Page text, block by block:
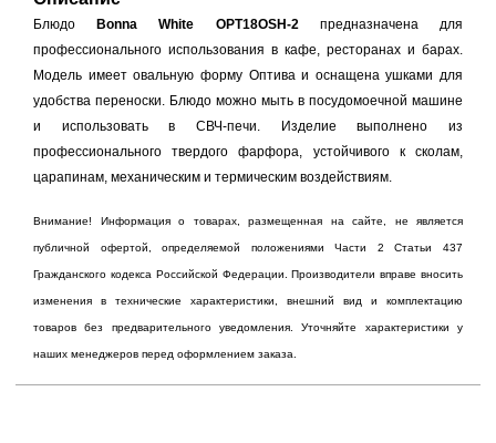
Блюдо Bonna White OPT18OSH-2предназначена для
профессионального использования в кафе, ресторанах и барах.
Модель имеет овальную форму Оптива и оснащена ушками для
удобства переноски. Блюдо можно мыть в посудомоечной машине
и использовать в СВЧ-печи. Изделие выполнено из
профессионального твердого фарфора, устойчивого к сколам,
царапинам, механическим и термическим воздействиям.
Внимание! Информация о товарах, размещенная на сайте, не является
публичной офертой, определяемой положениями Части 2 Статьи 437
Гражданского кодекса Российской Федерации. Производители вправе вносить
изменения в технические характеристики, внешний вид и комплектацию
товаров без предварительного уведомления. Уточняйте характеристики у
наших менеджеров перед оформлением заказа.